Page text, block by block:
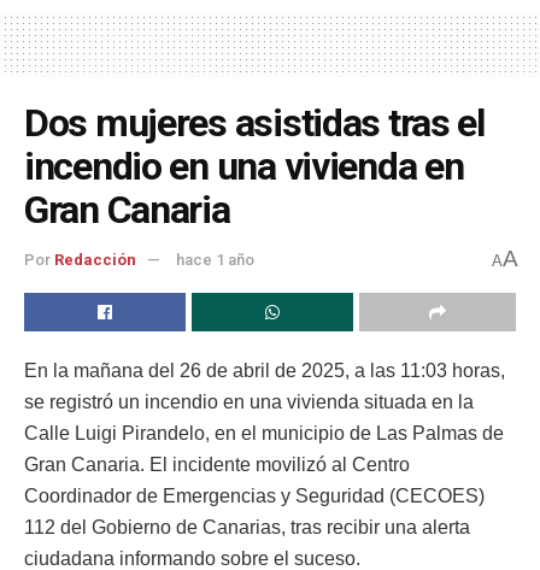
Dos mujeres asistidas tras el
incendio en una vivienda en
Gran Canaria
Por Redacción hace 1 año AA
En la mañana del 26 de abril de 2025, a las 11:03 horas,
se registró un incendio en una vivienda situada en la
Calle Luigi Pirandelo, en el municipio de Las Palmas de
Gran Canaria. El incidente movilizó al Centro
Coordinador de Emergencias y Seguridad (CECOES)
112 del Gobierno de Canarias, tras recibir una alerta
ciudadana informando sobre el suceso.